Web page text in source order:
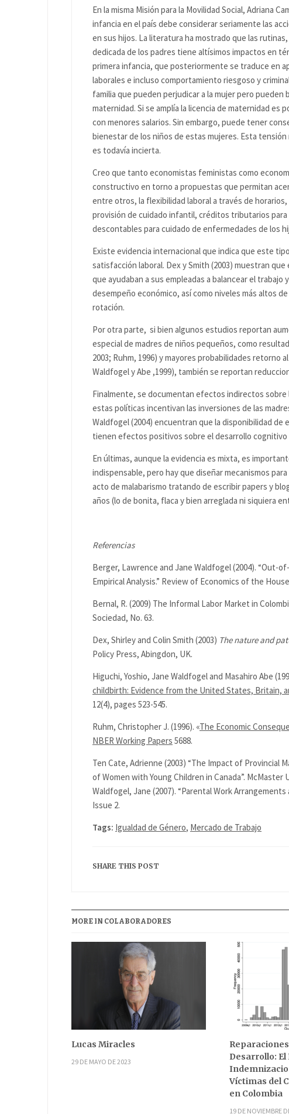
En la misma Misión para la Movilidad Social, Adriana
infancia en el país debe considerar seriamente las
en sus hijos. La literatura ha mostrado que las
dedicada de los padres tiene altísimos impactos en
primera infancia, que posteriormente se traduce en
laborales e incluso comportamiento riesgoso y
familia que pueden perjudicar a la mujer pero pueden
maternidad. Si se amplía la licencia de maternidad es
con menores salarios. Sin embargo, puede tener
bienestar de los niños de estas mujeres. Esta
es todavía incierta.
Creo que tanto economistas feministas como
constructivo en torno a propuestas que permitan
entre otros, la flexibilidad laboral a través de
provisión de cuidado infantil, créditos tributarios para
descontables para cuidado de enfermedades de los
Existe evidencia internacional que indica que este
satisfacción laboral. Dex y Smith (2003) muestran
que ayudaban a sus empleadas a balancear el
desempeño económico, así como niveles más altos
rotación.
Por otra parte, si bien algunos estudios reportan
especial de madres de niños pequeños, como
2003; Ruhm, 1996) y mayores probabilidades retorno
Waldfogel y Abe ,1999), también se reportan
Finalmente, se documentan efectos indirectos sobre
estas políticas incentivan las inversiones de las
Waldfogel (2004) encuentran que la disponibilidad
tienen efectos positivos sobre el desarrollo cognitivo
En últimas, aunque la evidencia es mixta, es
indispensable, pero hay que diseñar mecanismos
acto de malabarismo tratando de escribir papers y
años (lo de bonita, flaca y bien arreglada ni siquiera
Referencias
Berger, Lawrence and Jane Waldfogel (2004). “Out-
Empirical Analysis.” Review of Economics of the
Bernal, R. (2009) The Informal Labor Market in
Sociedad, No. 63.
Dex, Shirley and Colin Smith (2003) The nature and
Policy Press, Abingdon, UK.
Higuchi, Yoshio, Jane Waldfogel and Masahiro Abe
childbirth: Evidence from the United States, Britain,
12(4), pages 523-545.
Ruhm, Christopher J. (1996). «The Economic
NBER Working Papers 5688.
Ten Cate, Adrienne (2003) “The Impact of Provincial
of Women with Young Children in Canada”. McMaster
Waldfogel, Jane (2007). “Parental Work
Issue 2.
Tags: Igualdad de Género, Mercado de Trabajo
SHARE THIS POST
MORE IN COLABORADORES
Lucas Miracles
29 DE MAYO DE 2023
Desarrollo:
Víctimas del
en Colombia
19 DE NOVIEMBRE